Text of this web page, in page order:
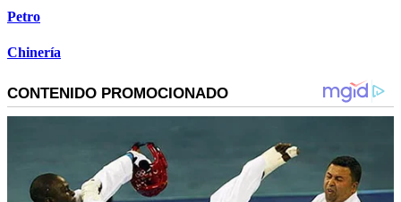
Petro
Chinería